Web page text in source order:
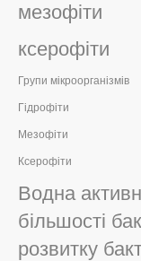
мезофіти
ксерофіти
Групи мікроорганізмів
Гідрофіти
Мезофіти
Ксерофіти
Водна
більшості
розвитку